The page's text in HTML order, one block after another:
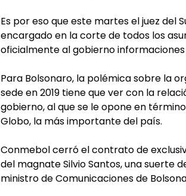
Es por eso que este martes el juez del
encargado en la corte de todos los
oficialmente al gobierno
Para Bolsonaro, la polémica sobre la
sede en 2019 tiene que ver con la
gobierno, al que se le opone en
Globo, la más importante del país.
Conmebol cerró el contrato de
del magnate Silvio Santos, una suerte
ministro de Comunicaciones de